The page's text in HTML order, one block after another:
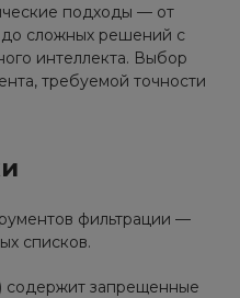
подходы — от
до сложных решений с
интеллекта. Выбор
требуемой точности
фильтрации —
списков.
содержит запрещенные